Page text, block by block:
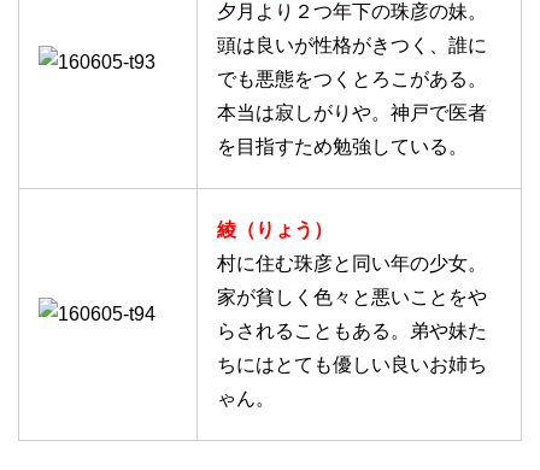
夕月より２つ年下の珠彦の妹。
頭は良いが性格がきつく、誰に
でも悪態をつくとろこがある。
本当は寂しがりや。神戸で医者
を目指すため勉強している。
綾（りょう）
村に住む珠彦と同い年の少女。
家が貧しく色々と悪いことをや
らされることもある。弟や妹た
ちにはとても優しい良いお姉ち
ゃん。